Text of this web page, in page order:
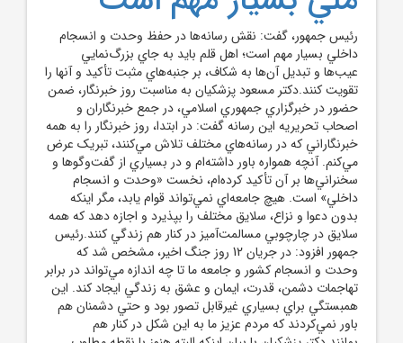
رئيس جمهور، گفت: نقش رسانه‌ها در حفظ وحدت و انسجام
داخلي بسيار مهم است؛ اهل قلم بايد به جاي بزرگ‌نمايي
عيب‌ها و تبديل آن‌ها به شکاف، بر جنبه‌هاي مثبت تأکيد و آنها را
تقويت کنند.دکتر مسعود پزشکيان به مناسبت روز خبرنگار، ضمن
حضور در خبرگزاري جمهوري اسلامي، در جمع خبرنگاران و
اصحاب تحريريه اين رسانه گفت: در ابتدا، روز خبرنگار را به همه
خبرنگاراني که در رسانه‌هاي مختلف تلاش مي‌کنند، تبريک عرض
مي‌کنم. آنچه همواره باور داشته‌ام و در بسياري از گفت‌وگوها و
سخنراني‌ها بر آن تأکيد کرده‌ام، نخست «وحدت و انسجام
داخلي» است. هيچ جامعه‌اي نمي‌تواند قوام يابد، مگر اينکه
بدون دعوا و نزاع، سلايق مختلف را بپذيرد و اجازه دهد که همه
سلايق در چارچوبي مسالمت‌آميز در کنار هم زندگي کنند.رئيس
جمهور افزود: در جريان 12 روز جنگ اخير، مشخص شد که
وحدت و انسجام کشور و جامعه ما تا چه اندازه مي‌تواند در برابر
تهاجمات دشمن، قدرت، ايمان و عشق به زندگي ايجاد کند. اين
همبستگي براي بسياري غيرقابل تصور بود و حتي دشمنان هم
باور نمي‌کردند که مردم عزيز ما به اين شکل در کنار هم